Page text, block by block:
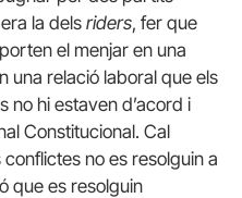
la dels riders, fer que
el menjar en una
una relació laboral que els
no hi estaven d’acord i
Constitucional. Cal
no es resolguin a
que es resolguin